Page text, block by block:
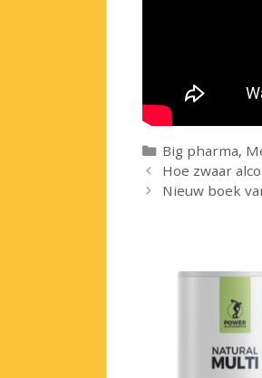
Categorieën
Big pharma,
Hoe zwaar
Nieuw boek